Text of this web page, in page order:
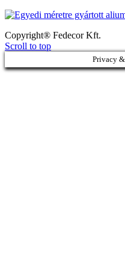
Copyright® Fedecor Kft.
Scroll to top
Privacy